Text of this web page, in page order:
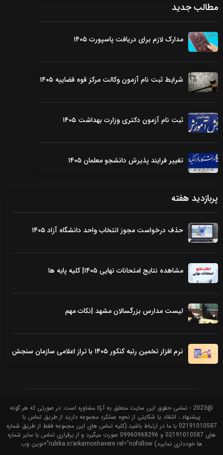
مطالب جدید
مدارک لازم برای دریافت پاسپورت ۱۴۰۵
شرایط ثبت نام آزمون وکالت مرکز قوه قضاییه ۱۴۰۵
ثبت نام آزمون دکتری وزارت بهداشت ۱۴۰۵
تغییر فرایند پذیرش دانشجو معلمان ۱۴۰۵
پربازدید هفته
حذف درخواست مجوز انتخاب واحد دانشگاه آزاد ۱۴۰۵
مشاهده نتایج امتحانات نهایی ۱۴۰۵| کلیه پایه ها
لیست مدارس بزرگسالان مشهد |نکات مهم
نرم افزار تخمین رتبه کنکور ۱۴۰۵ با تراز اعلامی سازمان سنجش
@2023 - تمامی حقوق این سایت متعلق به آرکا مشاوره است. در صورتی که هر گونه
پیشنهاد ، انتقاد یا شکایتی از نحوه عملکرد مجموعه دارید از طریق تماس با
02191010587 با ما در ارتباط باشید.(کلیه تماس های این مجموعه فقط از طریق شماره
های 02191010587 و 09960968296 صورت میگیرد و از برقراری تماس با سایر شماره
ها خودداری نمایید) rubika.ir/arkamoshavere rel="nofollow">نوین وب